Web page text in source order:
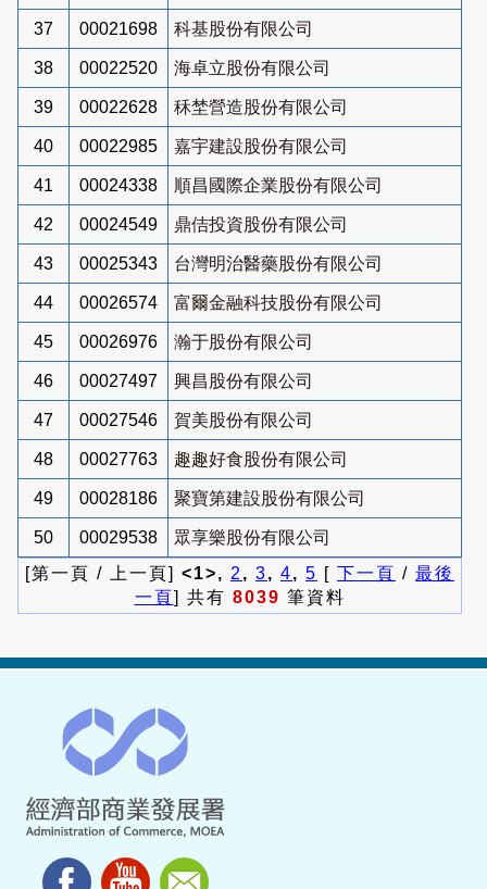
37 00021698 科基股份有限公司
38 00022520 海卓立股份有限公司
39 00022628 秝埜營造股份有限公司
40 00022985 嘉宇建設股份有限公司
41 00024338 順昌國際企業股份有限公司
42 00024549 鼎佶投資股份有限公司
43 00025343 台灣明治醫藥股份有限公司
44 00026574 富爾金融科技股份有限公司
45 00026976 瀚于股份有限公司
46 00027497 興昌股份有限公司
47 00027546 賀美股份有限公司
48 00027763 趣趣好食股份有限公司
49 00028186 聚寶第建設股份有限公司
50 00029538
眾享樂股份有限公司
[第一頁 / 上一頁] <1>, 2 , 3, 4, 5 [ 下一頁 / 最後
一頁] 共有 8039 筆資料